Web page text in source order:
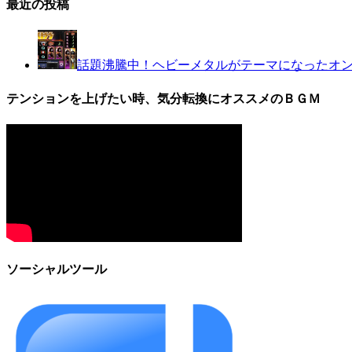
最近の投稿
話題沸騰中！ヘビーメタルがテーマになったオ
テンションを上げたい時、気分転換にオススメのＢＧＭ
ソーシャルツール